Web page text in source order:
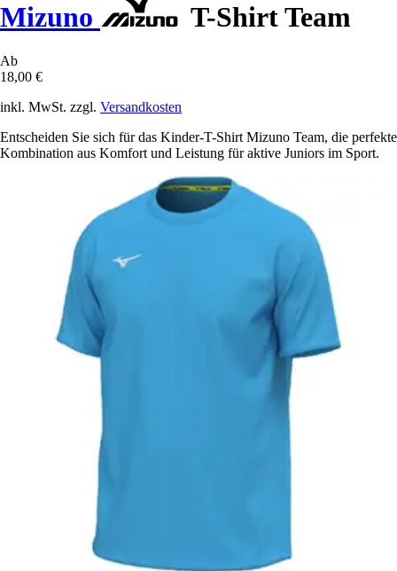
Mizuno T-Shirt Team
Ab
18,00 €
inkl. MwSt. zzgl. Versandkosten
Entscheiden Sie sich für das Kinder-T-Shirt Mizuno Team, die perfekte
Kombination aus Komfort und Leistung für aktive Juniors im Sport.